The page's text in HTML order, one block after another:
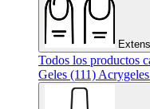
Todos los productos
Geles (111)